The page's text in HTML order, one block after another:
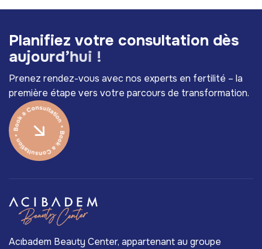
Planifiez votre consultation dès
aujourd’hui !
Prenez rendez-vous avec nos experts en fertilité – la
première étape vers votre parcours de transformation.
Acıbadem Beauty Center, appartenant au groupe